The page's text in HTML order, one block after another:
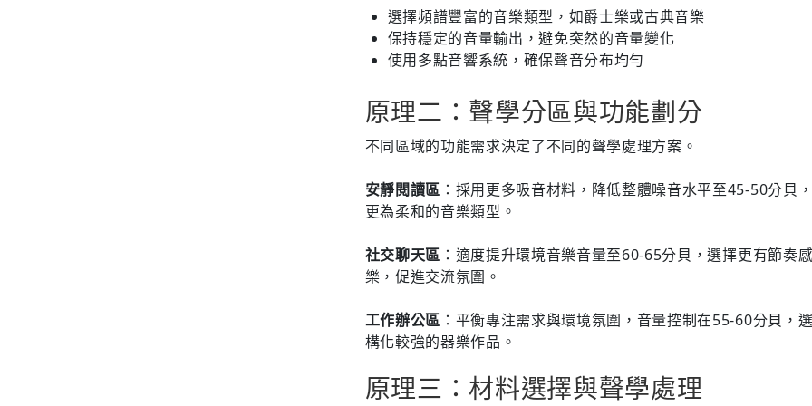
選擇頻譜豐富的音樂類型，如爵士樂或古典音樂
保持穩定的音量輸出，避免突然的音量變化
使用多點音響系統，確保聲音分布均勻
原理二：聲學分區與功能劃分
不同區域的功能需求決定了不同的聲學處理方案。
安靜閱讀區 ：採用更多吸音材料，降低整體噪音水平至45-50分貝
更為柔和的音樂類型。
社交聊天區 ：適度提升環境音樂音量至60-65分貝，選擇更有節奏
樂，促進交流氛圍。
工作辦公區 ：平衡專注需求與環境氛圍，音量控制在55-60分貝，
構化較強的器樂作品。
原理三：材料選擇與聲學處理